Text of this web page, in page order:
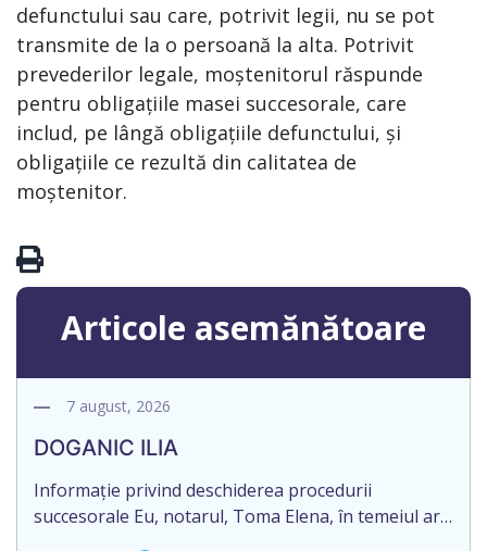
defunctului sau care, potrivit legii, nu se pot
transmite de la o persoană la alta. Potrivit
prevederilor legale, moștenitorul răspunde
pentru obligațiile masei succesorale, care
includ, pe lângă obligațiile defunctului, și
obligațiile ce rezultă din calitatea de
moștenitor.
Articole asemănătoare
7 august, 2026
DOGANIC ILIA
Informație privind deschiderea procedurii
succesorale Eu, notarul, Toma Elena, în temeiul art.